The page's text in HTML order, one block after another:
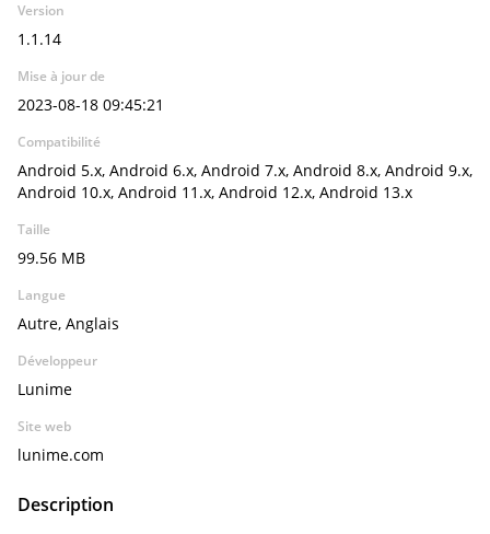
Version
1.1.14
Mise à jour de
2023-08-18 09:45:21
Compatibilité
Android 5.x, Android 6.x, Android 7.x, Android 8.x, Android 9.x,
Android 10.x, Android 11.x, Android 12.x, Android 13.x
Taille
99.56 MB
Langue
Autre, Anglais
Développeur
Lunime
Site web
lunime.com
Description